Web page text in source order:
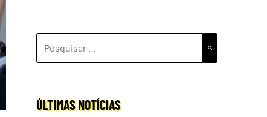
POR:
ÚLTIMAS NOTÍCIAS